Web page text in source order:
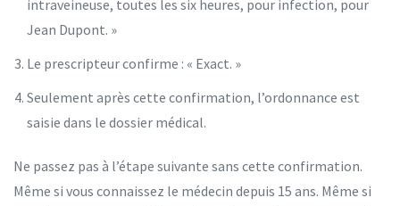
intraveineuse, toutes les six heures, pour infection, pour
Jean Dupont. »
Le prescripteur confirme : « Exact. »
Seulement après cette confirmation, l’ordonnance est
saisie dans le dossier médical.
Ne passez pas à l’étape suivante sans cette confirmation.
Même si vous connaissez le médecin depuis 15 ans. Même si